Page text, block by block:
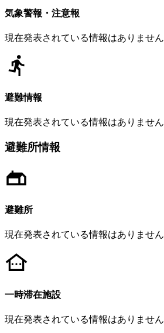
気象警報・注意報
現在発表されている情報はありません
避難情報
現在発表されている情報はありません
避難所情報
避難所
現在発表されている情報はありません
一時滞在施設
現在発表されている情報はありません